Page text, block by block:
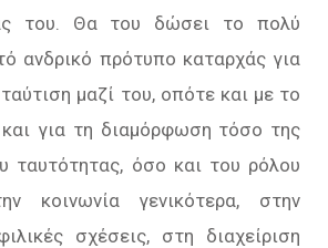
του. Θα του δώσει το πολύ
ανδρικό πρότυπο καταρχάς για
μαζί του, οπότε και με το
για τη διαμόρφωση τόσο της
ταυτότητας, όσο και του ρόλου
κοινωνία γενικότερα, στην
σχέσεις, στη διαχείριση